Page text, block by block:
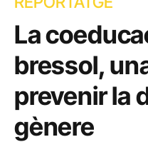
La
bressol,
prevenir la
gènere